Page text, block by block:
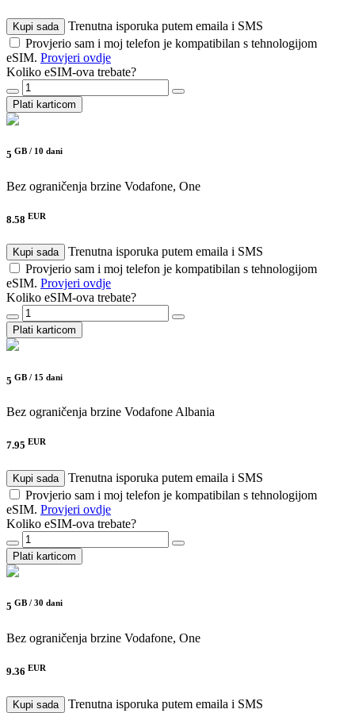
Kupi sada
Trenutna isporuka putem emaila i SMS
Provjerio sam i moj telefon je kompatibilan s tehnologijom
eSIM. Provjeri ovdje
Koliko eSIM-ova trebate?
Plati karticom
5 GB / 10 dani
Bez ograničenja brzine Vodafone, One
8.58 EUR
Kupi sada
Trenutna isporuka putem emaila i SMS
Provjerio sam i moj telefon je kompatibilan s tehnologijom
eSIM. Provjeri ovdje
Koliko eSIM-ova trebate?
Plati karticom
5 GB / 15 dani
Bez ograničenja brzine Vodafone Albania
7.95 EUR
Kupi sada
Trenutna isporuka putem emaila i SMS
Provjerio sam i moj telefon je kompatibilan s tehnologijom
eSIM. Provjeri ovdje
Koliko eSIM-ova trebate?
Plati karticom
5 GB / 30 dani
Bez ograničenja brzine Vodafone, One
9.36 EUR
Kupi sada
Trenutna isporuka putem emaila i SMS